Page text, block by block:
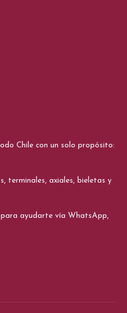
Chile con un solo propósito:
terminales, axiales, bieletas y
para ayudarte vía WhatsApp,